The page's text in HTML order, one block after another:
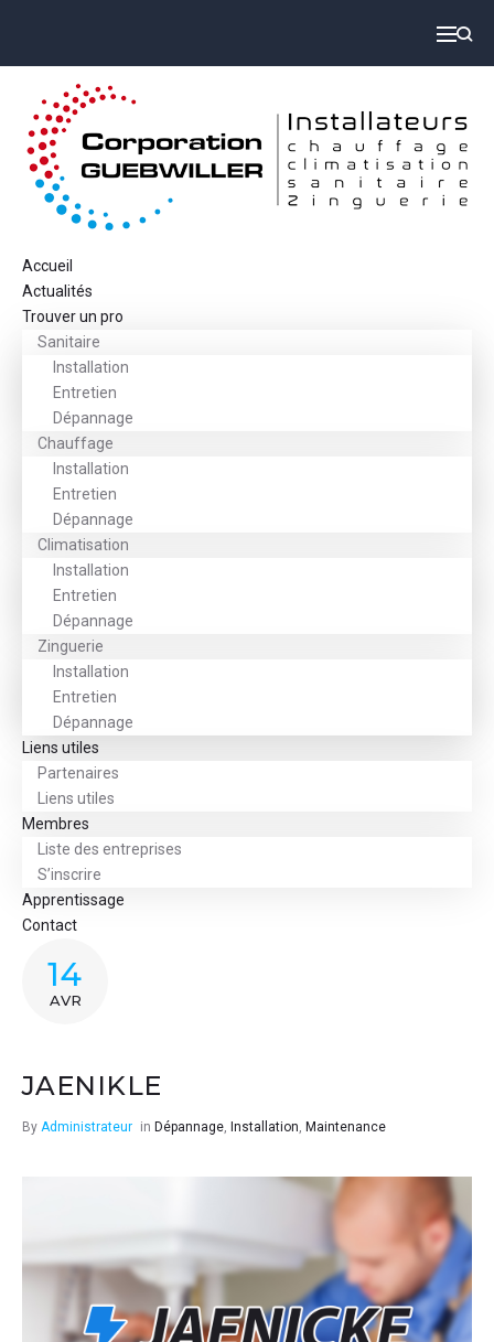
Accueil
Actualités
Trouver un pro
Sanitaire
Installation
Entretien
Dépannage
Chauffage
Installation
Entretien
Dépannage
Climatisation
Installation
Entretien
Dépannage
Zinguerie
Installation
Entretien
Dépannage
Liens utiles
Partenaires
Liens utiles
Membres
Liste des entreprises
S’inscrire
Apprentissage
Contact
14
AVR
JAENIKLE
By Administrateur in Dépannage, Installation, Maintenance